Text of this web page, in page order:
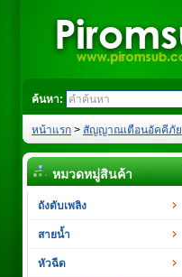
ค้นหา:
หน้าแรก > สัญญาณเตือนอัคคีภัย
หมวดหมู่สินค้า
ถังดับเพลิง
สายน้ำ
หัวฉีด